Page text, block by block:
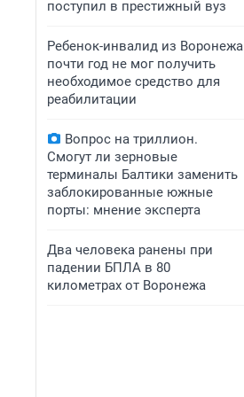
поступил в престижный вуз
Ребенок-инвалид из Воронежа
почти год не мог получить
необходимое средство для
реабилитации
Вопрос на триллион.
Смогут ли зерновые
терминалы Балтики заменить
заблокированные южные
порты: мнение эксперта
Два человека ранены при
падении БПЛА в 80
километрах от Воронежа